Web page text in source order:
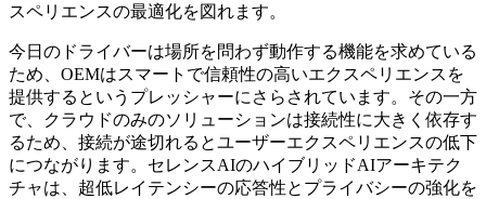
スペリエンスの最適化を図れます。
今日のドライバーは場所を問わず動作する機能を求めている
ため、OEMはスマートで信頼性の高いエクスペリエンスを
提供するというプレッシャーにさらされています。その一方
で、クラウドのみのソリューションは接続性に大きく依存す
るため、接続が途切れるとユーザーエクスペリエンスの低下
につながります。セレンスAIのハイブリッドAIアーキテク
チャは、超低レイテンシーの応答性とプライバシーの強化を